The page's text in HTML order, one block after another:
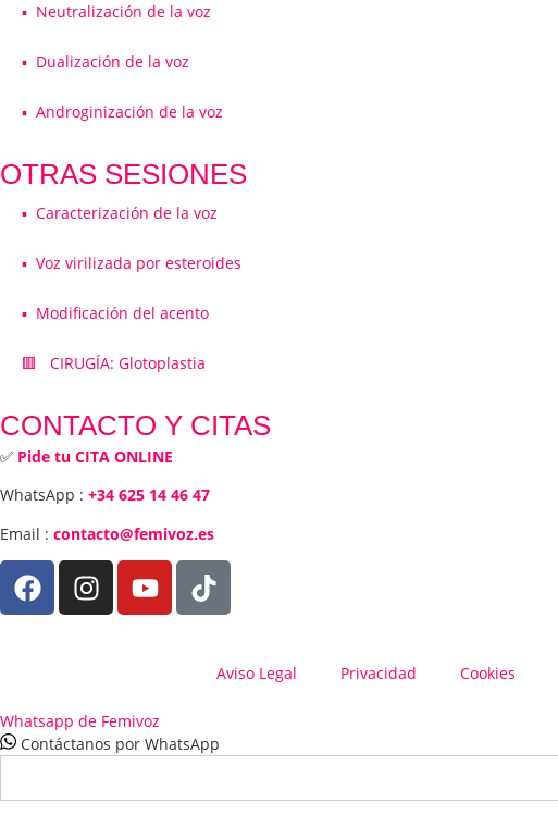
▪️ Neutralización de la voz
▪️ Dualización de la voz
▪️ Androginización de la voz
OTRAS SESIONES
▪️ Caracterización de la voz
▪️ Voz virilizada por esteroides
▪️ Modificación del acento
🟥 CIRUGÍA: Glotoplastia
CONTACTO Y CITAS
✅ Pide tu CITA ONLINE
WhatsApp : +34 625 14 46 47
Email : contacto@femivoz.es
Aviso Legal Privacidad Cookies
Whatsapp de Femivoz
Contáctanos por WhatsApp